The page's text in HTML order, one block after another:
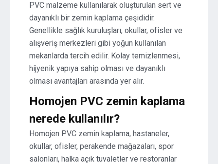
PVC malzeme kullanılarak oluşturulan sert ve
dayanıklı bir zemin kaplama çeşididir.
Genellikle sağlık kuruluşları, okullar, ofisler ve
alışveriş merkezleri gibi yoğun kullanılan
mekanlarda tercih edilir. Kolay temizlenmesi,
hijyenik yapıya sahip olması ve dayanıklı
olması avantajları arasında yer alır.
Homojen PVC zemin kaplama
nerede kullanılır?
Homojen PVC zemin kaplama, hastaneler,
okullar, ofisler, perakende mağazaları, spor
salonları, halka açık tuvaletler ve restoranlar